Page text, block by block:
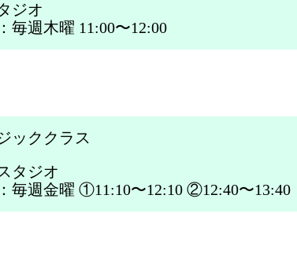
ジオ
毎週木曜 11:00〜12:00
ッククラス
タジオ
毎週金曜 ①11:10〜12:10 ②12:40〜13:40